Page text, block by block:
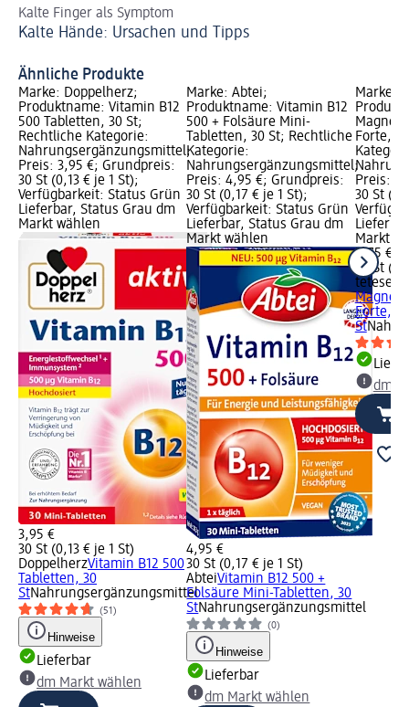
Kalte Finger als Symptom
Kalte Hände: Ursachen und Tipps
Ähnliche Produkte
Marke: Doppelherz;
Produktname: Vitamin B12
500 Tabletten, 30 St;
Rechtliche Kategorie:
Nahrungsergänzungsmittel;
Preis: 3,95 €; Grundpreis:
30 St (0,13 € je 1 St);
Verfügbarkeit: Status Grün
Lieferbar, Status Grau dm
Markt wählen
3,95 €
30 St (0,13 € je 1 St)
DoppelherzVitamin B12 500
Tabletten, 30
StNahrungsergänzungsmittel
(51)
Hinweise
Lieferbar
dm Markt wählen
Marke: Abtei;
Produktname: Vitamin B12
500 + Folsäure Mini-
Tabletten, 30 St; Rechtliche
Kategorie:
Nahrungsergänzungsmittel;
Preis: 4,95 €; Grundpreis:
30 St (0,17 € je 1 St);
Verfügbarkeit: Status Grün
Lieferbar, Status Grau dm
Markt wählen
4,95 €
30 St (0,17 € je 1 St)
AbteiVitamin B12 500 +
Folsäure Mini-Tabletten, 30
StNahrungsergänzungsmittel
(0)
Hinweise
Lieferbar
dm Markt wählen
Marke:
Forte,
Preis:
30 St
Markt
5,75 €
30 St
tetesept
Forte, 30
St
dm